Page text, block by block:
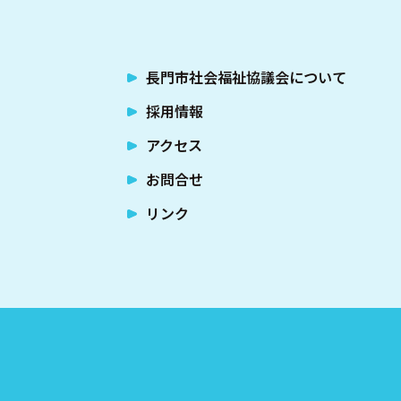
長門市社会福祉協議会について
採用情報
アクセス
お問合せ
リンク